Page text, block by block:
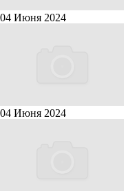
04 Июня 2024
04 Июня 2024